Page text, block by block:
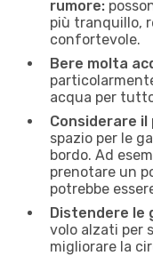
rumore:
più tranquillo,
confortevole.
Bere molta
acqua per
Considerare
spazio per le
bordo. Ad
prenotare un
potrebbe
Distendere le
volo alzati per
migliorare la